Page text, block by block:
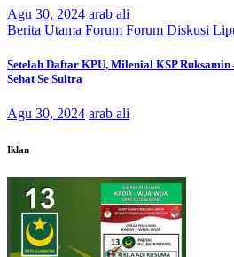
Agu 30, 2024 arab ali
Berita Utama Forum Forum Diskusi
Setelah Daftar KPU, Milenial KSP
Sehat Se Sultra
Agu 30, 2024 arab ali
Iklan